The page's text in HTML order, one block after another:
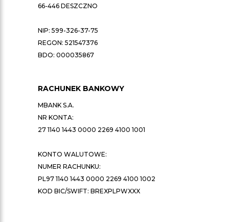
66-446 DESZCZNO
NIP: 599-326-37-75
REGON: 521547376
BDO: 000035867
RACHUNEK BANKOWY
MBANK S.A.
NR KONTA:
27 1140 1443 0000 2269 4100 1001
KONTO WALUTOWE:
NUMER RACHUNKU:
PL97 1140 1443 0000 2269 4100 1002
KOD BIC/SWIFT: BREXPLPWXXX